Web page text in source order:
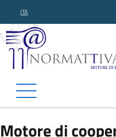
ITA
Normattiva
Motore di